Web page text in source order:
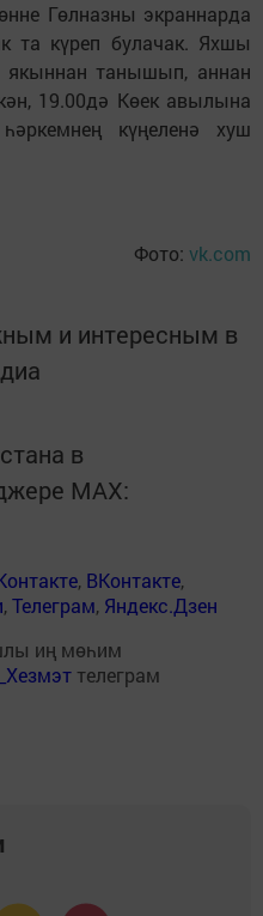
Гөлназны экраннарда
та күреп булачак. Яхшы
якыннан танышып, аннан
19.00дә Көек авылына
күңеленә хуш
Фото: vk.com
и интересным в
в
MАХ:
, ВКонтакте,
,Телеграм, Яндекс.Дзен
иң мөһим
телеграм